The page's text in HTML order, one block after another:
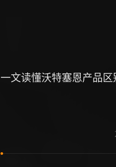
一文读懂沃特塞恩产品区